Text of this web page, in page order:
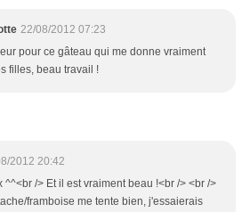
22/08/2012 07:23
pour ce gâteau qui me donne vraiment
filles, beau travail !
2012 20:42
^^<br /> Et il est vraiment beau !<br /> <br />
framboise me tente bien, j'essaierais